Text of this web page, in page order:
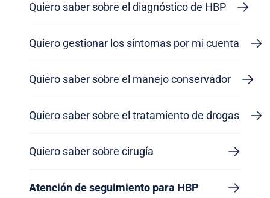
Quiero saber sobre el diagnóstico de HBP
Quiero gestionar los síntomas por mi cuenta
Quiero saber sobre el manejo conservador
Quiero saber sobre el tratamiento de drogas
Quiero saber sobre cirugía
Atención de seguimiento para HBP